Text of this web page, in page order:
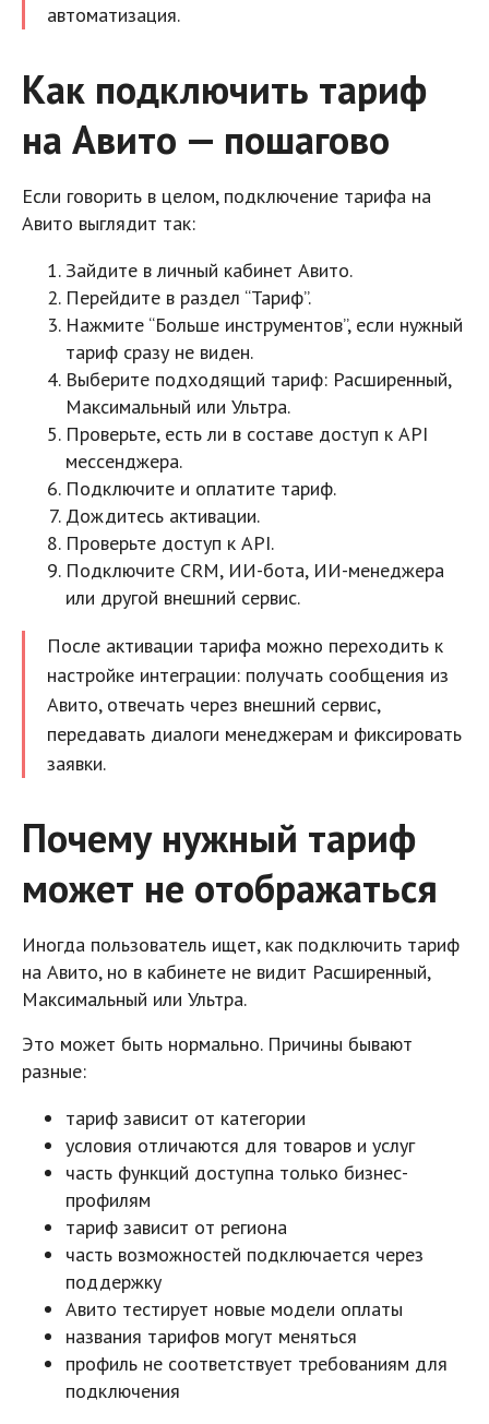
автоматизация.
Как подключить тариф
на Авито — пошагово
Если говорить в целом, подключение тарифа на
Авито выглядит так:
Зайдите в личный кабинет Авито.
Перейдите в раздел “Тариф”.
Нажмите “Больше инструментов”, если нужный
тариф сразу не виден.
Выберите подходящий тариф: Расширенный,
Максимальный или Ультра.
Проверьте, есть ли в составе доступ к API
мессенджера.
Подключите и оплатите тариф.
Дождитесь активации.
Проверьте доступ к API.
Подключите CRM, ИИ-бота, ИИ-менеджера
или другой внешний сервис.
После активации тарифа можно переходить к
настройке интеграции: получать сообщения из
Авито, отвечать через внешний сервис,
передавать диалоги менеджерам и фиксировать
заявки.
Почему нужный тариф
может не отображаться
Иногда пользователь ищет, как подключить тариф
на Авито, но в кабинете не видит Расширенный,
Максимальный или Ультра.
Это может быть нормально. Причины бывают
разные:
тариф зависит от категории
условия отличаются для товаров и услуг
часть функций доступна только бизнес-
профилям
тариф зависит от региона
часть возможностей подключается через
поддержку
Авито тестирует новые модели оплаты
названия тарифов могут меняться
профиль не соответствует требованиям для
подключения